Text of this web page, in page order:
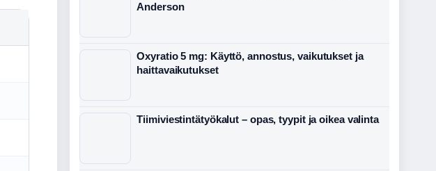
Anderson
Oxyratio 5 mg: Käyttö, annostus, vaikutukset ja
haittavaikutukset
Tiimiviestintätyökalut – opas, tyypit ja oikea valinta